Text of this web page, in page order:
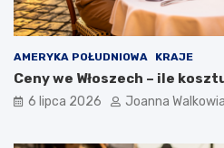
AMERYKA POŁUDNIOWA KRAJE
Ceny we Włoszech – ile
6 lipca 2026 Joanna